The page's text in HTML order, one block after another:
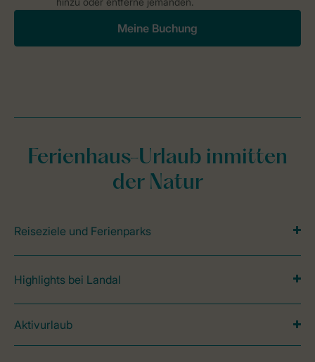
Meine Buchung
Ferienhaus-Urlaub inmitten
der Natur
Reiseziele und Ferienparks
Highlights bei Landal
Aktivurlaub